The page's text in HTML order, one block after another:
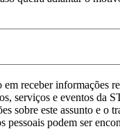
em receber informações
serviços e eventos da
sobre este assunto e o
pessoais podem ser